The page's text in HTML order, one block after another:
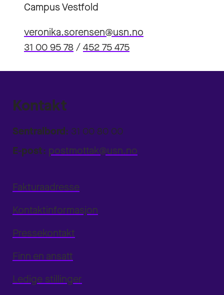
Campus Vestfold
veronika.sorensen@usn.no
31 00 95 78/452 75 475
Kontakt
Sentralbord: 31 00 80 00
E-post: postmottak@usn.no
Fakturaadresse
Kontaktinformasjon
Pressekontakt
Finn en ansatt
Ledige stillinger